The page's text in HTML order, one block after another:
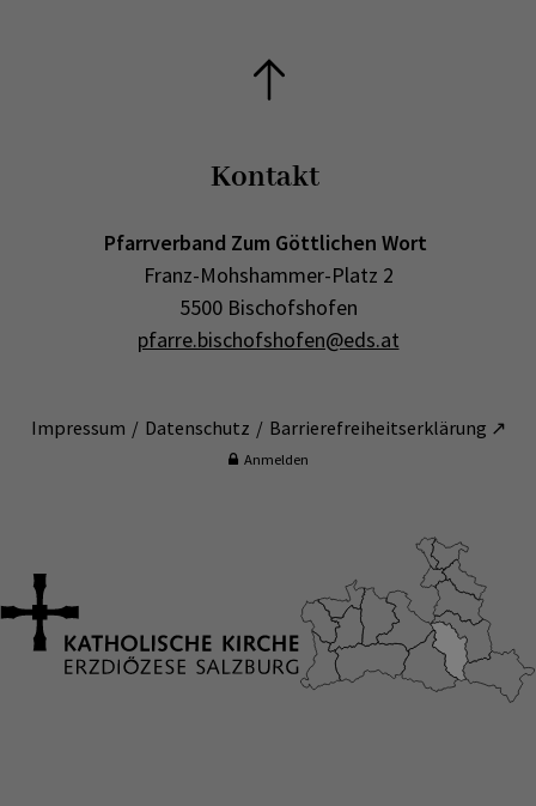
Kontakt
Pfarrverband Zum Göttlichen Wort
Franz-Mohshammer-Platz 2
5500 Bischofshofen
pfarre.bischofshofen@eds.at
Impressum Datenschutz Barrierefreiheitserklärung ↗
Anmelden